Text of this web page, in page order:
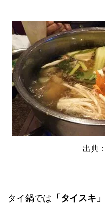
出典：
タイ鍋では 「タイスキ」